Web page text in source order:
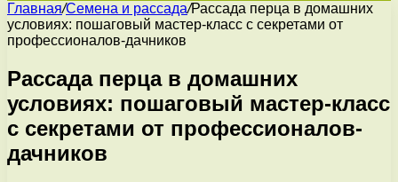
Главная/Семена и рассада/Рассада перца в домашних
условиях: пошаговый мастер-класс с секретами от
профессионалов-дачников
Рассада перца в домашних
условиях: пошаговый мастер-класс
с секретами от профессионалов-
дачников